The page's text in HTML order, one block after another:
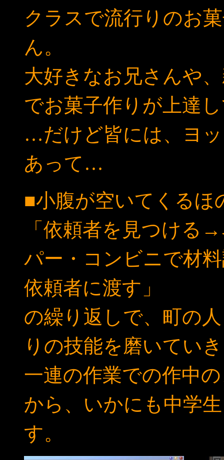
クラスで流行りのお
ん。
大好きなお兄さんや
でお菓子作りが上達
…だけど皆には、ヨ
あって…
■小腹が空いてくるほ
「依頼者を見つける
パー・コンビニで材
依頼者に渡す」
の繰り返しで、町の
りの技能を磨いてい
一連の作業での作中
から、いかにも中学
す。